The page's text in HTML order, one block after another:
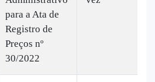
para a Ata de
Registro de
Preços nº
30/2022